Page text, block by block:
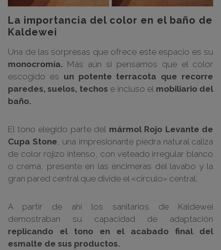
La importancia del color en el baño de
Kaldewei
Una de las sorpresas que ofrece este espacio es su
monocromía. Más aún si pensamos que el color
escogido es un potente terracota que recorre
paredes, suelos, techos e incluso el mobiliario del
baño.
El tono elegido parte del mármol Rojo Levante de
Cupa Stone, una impresionante piedra natural caliza
de color rojizo intenso, con veteado irregular blanco
o crema, presente en las encimeras del lavabo y la
gran pared central que divide el «círculo» central.
A partir de ahí los sanitarios de Kaldewei
demostraban su capacidad de adaptación
replicando el tono en el acabado final del
esmalte de sus productos.